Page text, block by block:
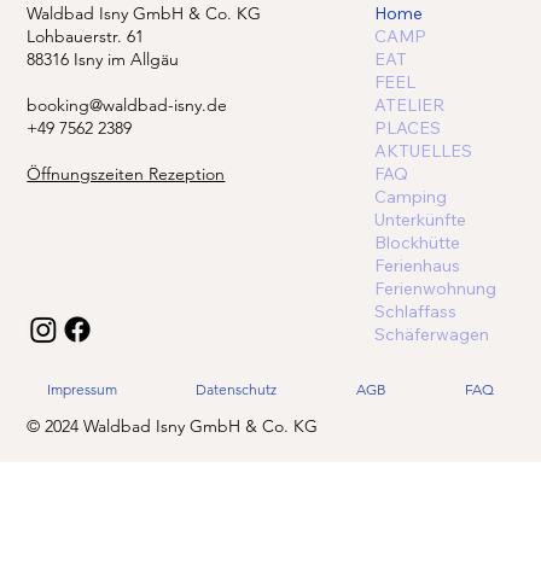
Waldbad Isny GmbH & Co. KG
Lohbauerstr. 61
88316 Isny im Allgäu
booking@waldbad-isny.de
+49 7562 2389
Öffnungszeiten Rezeption
Home
CAMP
EAT
FEEL
ATELIER
PLACES
AKTUELLES
FAQ
Camping
Unterkünfte
Blockhütte
Ferienhaus
Ferienwohnung
Schlaffass
Schäferwagen
© 2024 Waldbad Isny GmbH & Co. KG
Impressum Datenschutz AGB FAQ